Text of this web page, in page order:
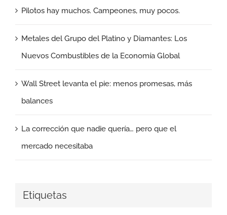
Pilotos hay muchos. Campeones, muy pocos.
Metales del Grupo del Platino y Diamantes: Los
Nuevos Combustibles de la Economía Global
Wall Street levanta el pie: menos promesas, más
balances
La corrección que nadie quería… pero que el
mercado necesitaba
Etiquetas